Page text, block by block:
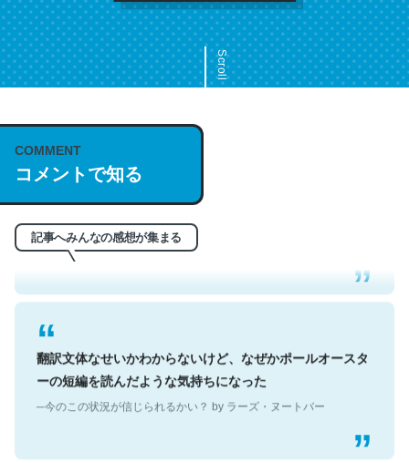
Scroll
COMMENT
コメントで知る
記事へみんなの感想が集まる
これは名文。彼はとてもクレバーなんだろうなと凄く思
う。英語少しでも読める人は原文もお勧め。自分はこの流
れ好き。Let’s Fucking Go. Then Covid hit. Shit.
─今のこの状況が信じられるかい？ by ラーズ・ヌートバー
翻訳文体なせいかわからないけど、なぜかポールオースタ
ーの短編を読んだような気持ちになった